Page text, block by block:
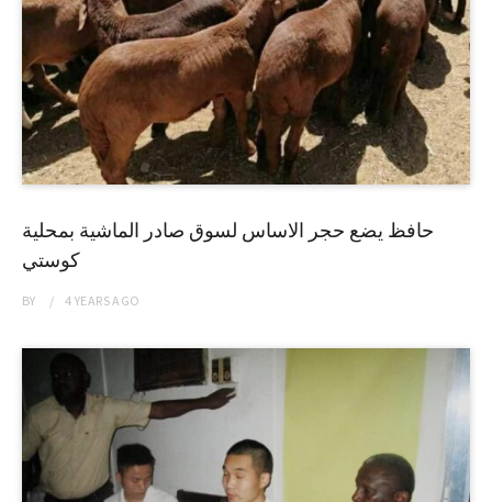
حافظ يضع حجر الاساس لسوق صادر الماشية بمحلية
كوستي
BY 4 YEARSAGO